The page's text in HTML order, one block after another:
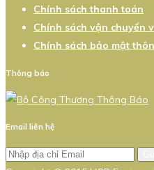
Chính sách thanh toán
Chính sách vận chuyển
Chính sách bảo mật
Thông báo
Email liên hệ